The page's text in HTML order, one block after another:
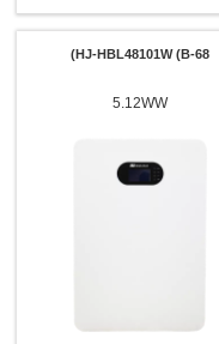
HJ-HBL48101W (B-68)
5.12WW